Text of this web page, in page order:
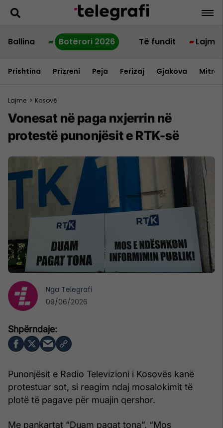
Ballina Botërori 2026 Të fundit Lajme
Prishtina Prizreni Peja Ferizaj Gjakova
Lajme > Kosovë
Vonesat në paga nxjerrin në
protestë punonjësit e RTK-së
Punonjësit e Radio Televizioni i Kosovës kanë
protestuar sot, si reagim ndaj mosalokimit të
plotë të pagave për muajin qershor.
Me pankartat “Duam pagat tona”, “Mos
Nga Telegrafi
09/06/2026